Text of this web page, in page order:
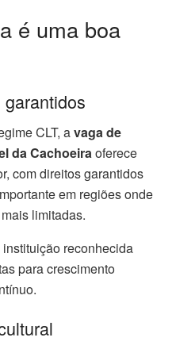
é uma boa
CLT, avaga de
da Cachoeiraoferece
com direitos garantidos
em regiões onde
limitadas.
reconhecida
para crescimento